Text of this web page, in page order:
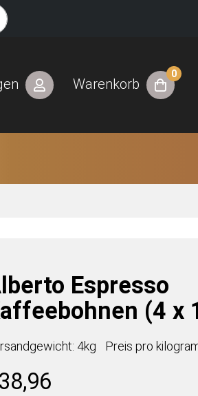
Warenkorb
0
Espresso
(4 x
4kg Preis pro
38,96